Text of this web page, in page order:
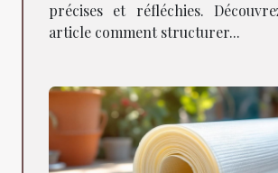
précises et réfléchies.
article comment structurer...